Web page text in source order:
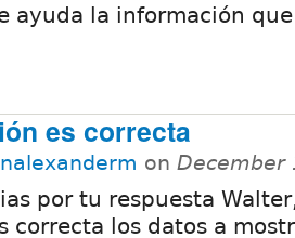
ayuda la información
es correcta
on December
por tu respuesta
correcta los datos a